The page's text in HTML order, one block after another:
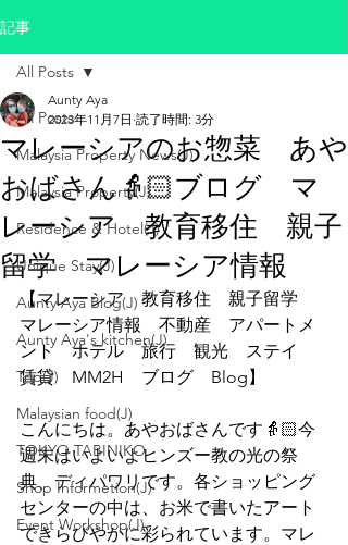
記事
All Posts
Malaysia Property News(J)
Malaysia Property(J)
Residence & Hotel(J)
Unique Stay(J)
Aunty Aya Blog(J)
Aunty Aya's kitchen(J)
Trip(J)
Malaysian food(J)
TOKYO TABINIKO
Shop Informetion(J)
Event Workshop(J)
All Posts
マレーシアのお惣菜 あや
おばさん👵🏻ブログ マ
レーシア 教育移住 親子
留学 マレーシア情報
Aunty Aya
2023年11月7日 読了時間: 3分
【マレーシア　教育移住　親子留学
マレーシア情報　不動産　アパートメ
ント　ホテル　旅行　観光　ステイ
賃貸　MM2H　ブログ　Blog】
こんにちは。あやおばさんです👵🏻今
週末はいよいよヒンズー教の光の祭
典、ディパワリです。各ショッピング
センターの中は、お米で書いたアート
できらびやかに彩られています。マレ